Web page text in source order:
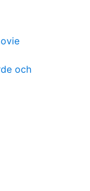
och